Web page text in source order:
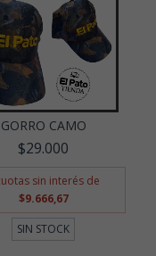
GORRO CAMO
$29.000
sin interés de
$9.666,67
SIN STOCK